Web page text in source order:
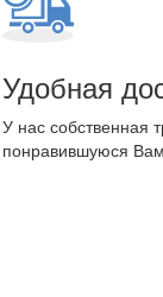
Удобная
У нас собственная
понравившуюся